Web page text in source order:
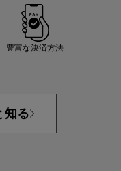
豊富な決済方法
知る